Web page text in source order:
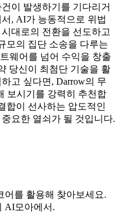
이 발생하기를 기다리거
, AI가 능동적으로 위법
대로의 전환을 선도하고
모의 집단 소송을 다루는
웨어를 넘어 수익을 창출
당신이 최첨단 기술을 활
고 싶다면, Darrow의 무
보시기를 강력히 추천합
합이 선사하는 압도적인
요한 열쇠가 될 것입니다.
어를 활용해 찾아보세요.
AI모아에서.